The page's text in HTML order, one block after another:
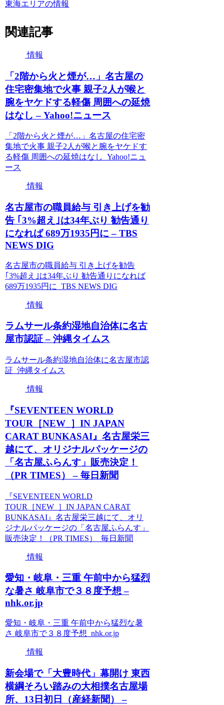
東海エリアの情報
関連記事
情報
「2階から火と煙が…」名古屋の
住宅密集地で火事 親子2人が喉と
腕をヤケドする軽傷 周囲への延焼
はなし – Yahoo!ニュース
「2階から火と煙が…」名古屋の住宅密
集地で火事 親子2人が喉と腕をヤケドす
る軽傷 周囲への延焼はなし Yahoo!ニュ
ース
情報
名古屋市の職員給与 引き上げを勧
告 ｢3%超え｣は34年ぶり 勧告通り
になれば 689万1935円に – TBS
NEWS DIG
名古屋市の職員給与 引き上げを勧告
｢3%超え｣は34年ぶり 勧告通りになれば
689万1935円に TBS NEWS DIG
情報
ラムサール条約湿地自治体に名古
屋市認証 – 沖縄タイムス
ラムサール条約湿地自治体に名古屋市認
証 沖縄タイムス
情報
『SEVENTEEN WORLD
TOUR［NEW_］IN JAPAN
CARAT BUNKASAI』名古屋栄三
越にて、オリジナルパッケージの
「名古屋ふらんす」販売決定！
（PR TIMES） – 毎日新聞
『SEVENTEEN WORLD
TOUR［NEW_］IN JAPAN CARAT
BUNKASAI』名古屋栄三越にて、オリ
ジナルパッケージの「名古屋ふらんす」
販売決定！（PR TIMES） 毎日新聞
情報
愛知・岐阜・三重 午前中から猛烈
な暑さ 岐阜市で３８度予想 –
nhk.or.jp
愛知・岐阜・三重 午前中から猛烈な暑
さ 岐阜市で３８度予想 nhk.or.jp
情報
新会場で「大豊時代」幕開け 東西
横綱そろい踏みの大相撲名古屋場
所、13日初日（産経新聞） –